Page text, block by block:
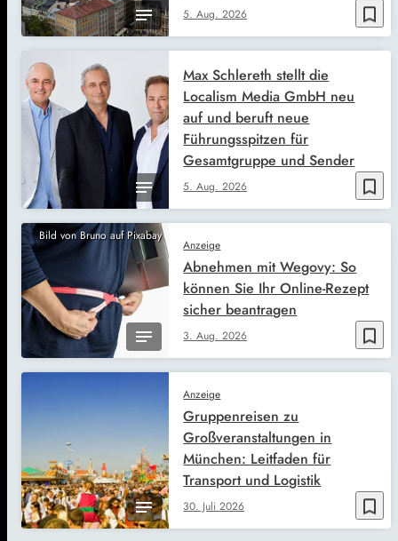
bookmark_border
5. Aug. 2026
bookmark_border
5. Aug. 2026
Max Schlereth stellt die
Localism Media GmbH neu
auf und beruft neue
Führungsspitzen für
Gesamtgruppe und Sender
Bild von Bruno auf Pixabay
bookmark_border
Anzeige
3. Aug. 2026
Abnehmen mit Wegovy: So
können Sie Ihr Online-Rezept
sicher beantragen
bookmark_border
Anzeige
30. Juli 2026
Gruppenreisen zu
Großveranstaltungen in
München: Leitfaden für
Transport und Logistik